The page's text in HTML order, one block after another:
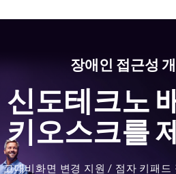
장애인 접근성
신도테크노
키오스크를
고대비화면 변경 지원 / 점자 키패